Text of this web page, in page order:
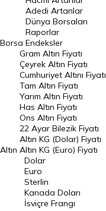
Geçmiş Kapanışlar
Dünya Borsaları
Raporlar
Endeksler
DÖVİZ
Döviz Kuru
Dolar Kuru
Euro Kuru
Pound Kuru
Frank Kuru
Borsa
Adedi Artanlar
Dünya Borsaları
Raporlar
Endeksler
Altın
Gram Altın Fiyatı
Çeyrek Altın Fiyatı
Cumhuriyet Altını Fiyatı
Tam Altın Fiyatı
Yarım Altın Fiyatı
Has Altın Fiyatı
Ons Altın Fiyatı
22 Ayar Bilezik Fiyatı
Altın KG (Dolar) Fiyatı
Altın KG (Euro) Fiyatı
Dolar
Euro
Sterlin
Kanada Doları
İsviçre Frangı